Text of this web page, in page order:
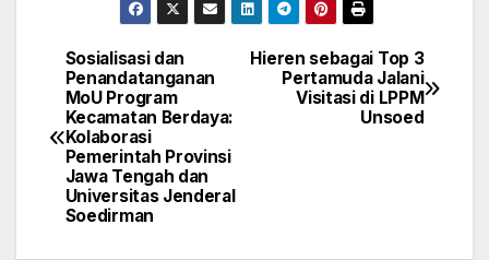
Navigasi
pos
Hieren sebagai Top 3
Pertamuda Jalani
Visitasi di LPPM
Unsoed
Sosialisasi dan
Penandatanganan
MoU Program
Kecamatan Berdaya:
Kolaborasi
Pemerintah Provinsi
Jawa Tengah dan
Universitas Jenderal
Soedirman